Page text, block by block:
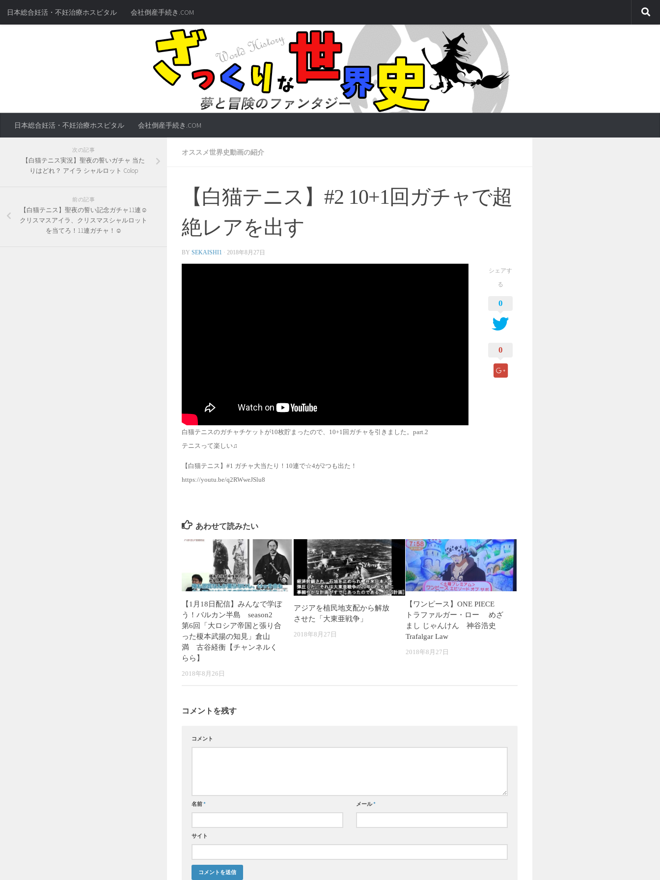
日本総合妊活・不妊治療ホスピタル 会社倒産手続き.COM
日本総合妊活・不妊治療ホスピタル 会社倒産手続き.COM
オススメ世界史動画の紹介
【白猫テニス】#2 10+1回ガチャで超
絶レアを出す
BY SEKAISHI1 · 2018年8月27日
白猫テニスのガチャチケットが10枚貯まったので、10+1回ガチャを引きました。part.2
テニスって楽しい♫
【白猫テニス】#1 ガチャ大当たり！10連で☆4が2つも出た！
https://youtu.be/q2RWweJSlu8
シェアす
る
0
0
あわせて読みたい
【1月18日配信】みんなで学ぼ
う！バルカン半島 season2
第6回「大ロシア帝国と張り合
った榎本武揚の知見」倉山
満 古谷経衡【チャンネルく
らら】
2018年8月26日
アジアを植民地支配から解放
させた「大東亜戦争」
2018年8月27日
【ワンピース】ONE PIECE
トラファルガー・ロー めざ
まし じゃんけん 神谷浩史
Trafalgar Law
2018年8月27日
コメントを残す
コメント
名前* メール*
サイト
次の記事
【白猫テニス実況】聖夜の誓いガチャ 当た
りはどれ？ アイラ シャルロット Colop
前の記事
【白猫テニス】聖夜の誓い記念ガチャ11連☺︎
クリスマスアイラ、クリスマスシャルロット
を当てろ！11連ガチャ！☺︎